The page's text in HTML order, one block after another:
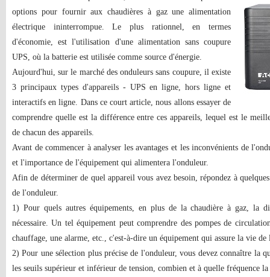
options pour fournir aux chaudières à gaz une alimentation
électrique ininterrompue. Le plus rationnel, en termes
d'économie, est l'utilisation d'une alimentation sans coupure
UPS, où la batterie est utilisée comme source d'énergie.
Aujourd'hui, sur le marché des onduleurs sans coupure, il existe
3 principaux types d'appareils - UPS en ligne, hors ligne et
interactifs en ligne. Dans ce court article, nous allons essayer de
comprendre quelle est la différence entre ces appareils, lequel est le
de chacun des appareils.
Avant de commencer à analyser les avantages et les inconvénients de
et l'importance de l'équipement qui alimentera l'onduleur.
Afin de déterminer de quel appareil vous avez besoin, répondez à
de l'onduleur.
1) Pour quels autres équipements, en plus de la chaudière à gaz, la
nécessaire. Un tel équipement peut comprendre des pompes de
chauffage, une alarme, etc., c'est-à-dire un équipement qui assure la vie de
2) Pour une sélection plus précise de l'onduleur, vous devez connaître la
les seuils supérieur et inférieur de tension, combien et à quelle fréquence